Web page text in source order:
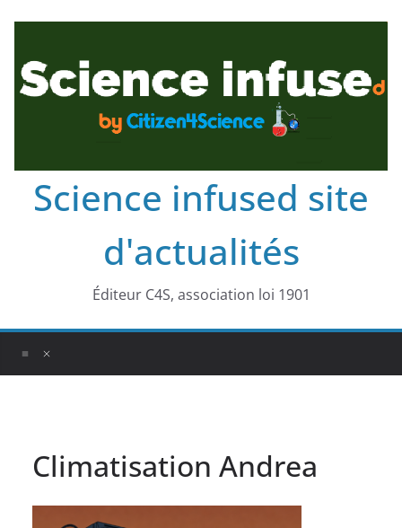
Science infused site
d'actualités
Éditeur C4S, association loi 1901
Climatisation Andrea